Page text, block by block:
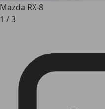
Mazda RX-8
1 /3